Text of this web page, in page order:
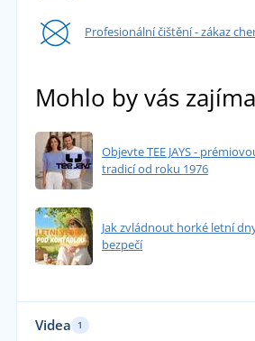
Profesionální čištění - zákaz
Mohlo by vás
Objevte TEE JAYS -
tradicí od roku 1976
Jak zvládnout horké letní
bezpečí
Videa 1